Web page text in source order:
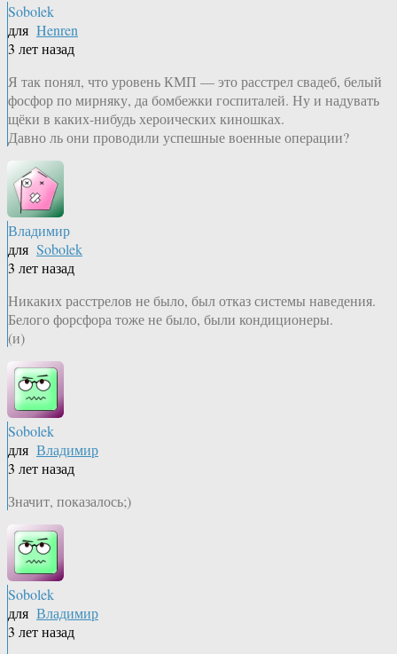
Sobolek
для Henren
3 лет назад
Я так понял, что уровень КМП — это расстрел свадеб, белый
фосфор по мирняку, да бомбежки госпиталей. Ну и надувать
щёки в каких-нибудь хероических киношках.
Давно ль они проводили успешные военные операции?
Владимир
для Sobolek
3 лет назад
Никаких расстрелов не было, был отказ системы наведения.
Белого форсфора тоже не было, были кондиционеры.
(и)
Sobolek
для Владимир
3 лет назад
Значит, показалось;)
Sobolek
для Владимир
3 лет назад